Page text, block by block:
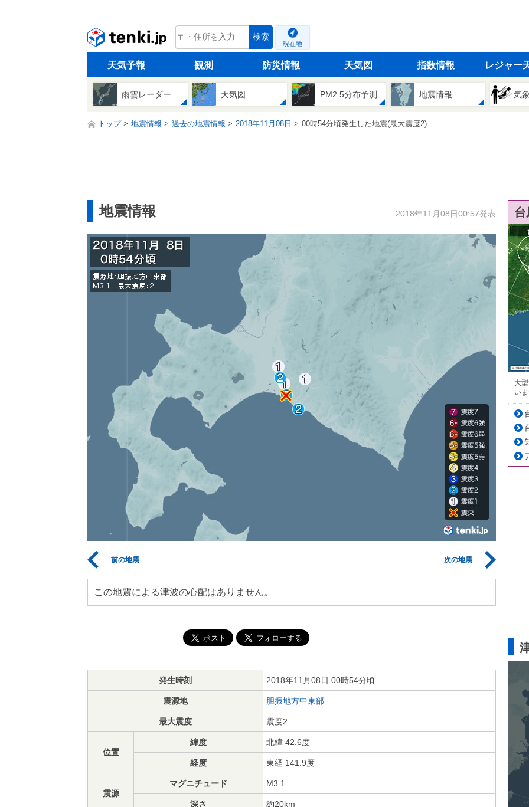
tenki.jp 検索
現在地
天気予報 観測 防災情報 天気図 指数情報 レジャー
雨雲レーダー 天気図 PM2.5分布予測 地震情報 気
トップ 地震情報 過去の地震情報 2018年11月08日 00時54分頃発生した地震(最大震度2)
地震情報 2018年11月08日00:57発表
前の地震 次の地震
この地震による津波の心配はありません。
発生時刻 2018年11月08日 00時54分頃
震源地 胆振地方中東部
最大震度 震度2
位置
緯度 北緯 42.6度
経度 東経 141.9度
震源
マグニチュード M3.1
深さ 約20km
大
い